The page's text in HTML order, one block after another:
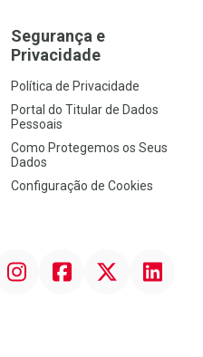
Segurança e
Privacidade
Política de Privacidade
Portal do Titular de Dados
Pessoais
Como Protegemos os Seus
Dados
Configuração de Cookies
InstagramFacebook Linkedin